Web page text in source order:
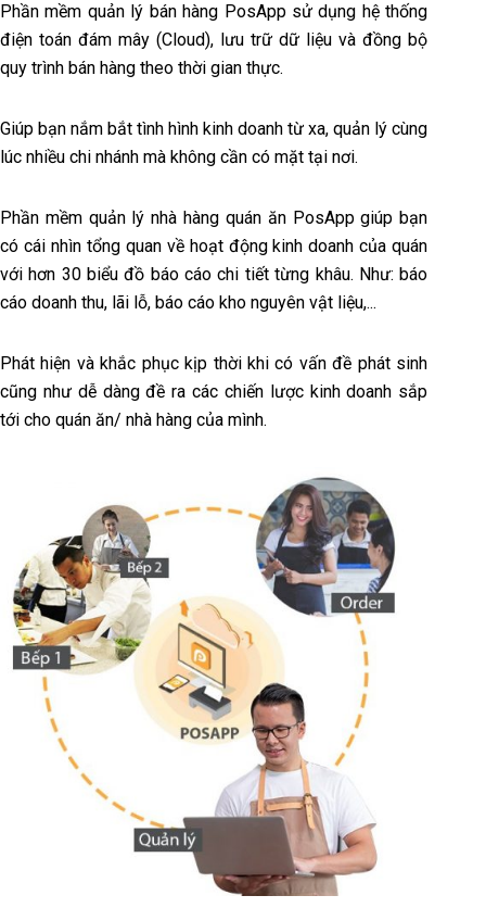
Phần mềm quản lý bán hàng PosApp sử dụng hệ thống
điện toán đám mây (Cloud), lưu trữ dữ liệu và đồng bộ
quy trình bán hàng theo thời gian thực.
Giúp bạn nắm bắt tình hình kinh doanh từ xa, quản lý cùng
lúc nhiều chi nhánh mà không cần có mặt tại nơi.
Phần mềm quản lý nhà hàng quán ăn PosApp giúp bạn
có cái nhìn tổng quan về hoạt động kinh doanh của quán
với hơn 30 biểu đồ báo cáo chi tiết từng khâu. Như: báo
cáo doanh thu, lãi lỗ, báo cáo kho nguyên vật liệu,...
Phát hiện và khắc phục kịp thời khi có vấn đề phát sinh
cũng như dễ dàng đề ra các chiến lược kinh doanh sắp
tới cho quán ăn/ nhà hàng của mình.